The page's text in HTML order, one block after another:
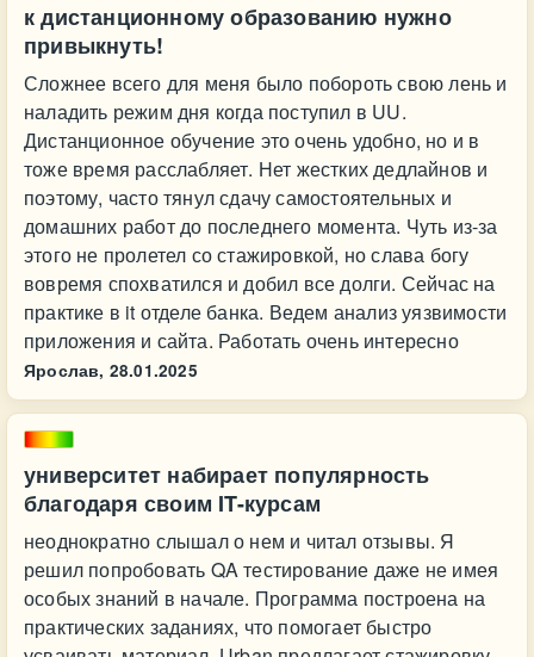
к дистанционному образованию нужно
привыкнуть!
Сложнее всего для меня было побороть свою лень и
наладить режим дня когда поступил в UU.
Дистанционное обучение это очень удобно, но и в
тоже время расслабляет. Нет жестких дедлайнов и
поэтому, часто тянул сдачу самостоятельных и
домашних работ до последнего момента. Чуть из-за
этого не пролетел со стажировкой, но слава богу
вовремя спохватился и добил все долги. Сейчас на
практике в it отделе банка. Ведем анализ уязвимости
приложения и сайта. Работать очень интересно
Ярослав, 28.01.2025
университет набирает популярность
благодаря своим IT-курсам
неоднократно слышал о нем и читал отзывы. Я
решил попробовать QA тестирование даже не имея
особых знаний в начале. Программа построена на
практических заданиях, что помогает быстро